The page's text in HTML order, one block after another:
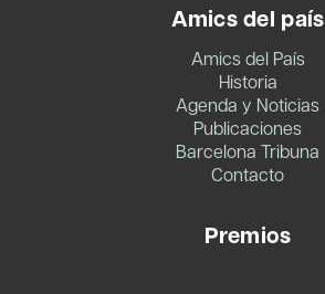
Amics del país
Amics del País
Historia
Agenda y Noticias
Publicaciones
Barcelona Tribuna
Contacto
Premios